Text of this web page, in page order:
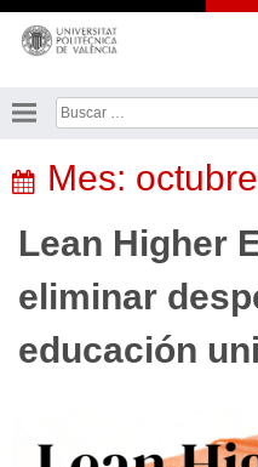
Saltar
contenido
Buscar:
Mes:
Lean Higher
eliminar
educación